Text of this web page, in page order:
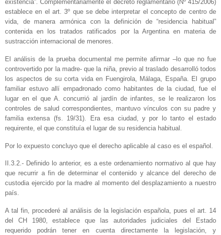
existencia”. Complementariamente el decreto reglamentario (Nº 415/2006)
establece en el art. 3º que se debe interpretar el concepto de centro de
vida, de manera armónica con la definición de “residencia habitual”
contenida en los tratados ratificados por la Argentina en materia de
sustracción internacional de menores.
El análisis de la prueba documental me permite afirmar –lo que no fue
controvertido por la madre- que la niña, previo al traslado desarrolló todos
los aspectos de su corta vida en Fuengirola, Málaga, España. El grupo
familiar estuvo allí empadronado como habitantes de la ciudad, fue el
lugar en el que A. concurrió al jardín de infantes, se le realizaron los
controles de salud correspondientes, mantuvo vínculos con su padre y
familia extensa (fs. 19/31). Era esa ciudad, y por lo tanto el estado
requirente, el que constituía el lugar de su residencia habitual.
Por lo expuesto concluyo que el derecho aplicable al caso es el español.
II.3.2.- Definido lo anterior, es a este ordenamiento normativo al que hay
que recurrir a fin de determinar el contenido y alcance del derecho de
custodia ejercido por la madre al momento del desplazamiento a nuestro
país.
A tal fin, procederé al análisis de la legislación española, pues el art. 14
del CH 1980, establece que las autoridades judiciales del Estado
requerido podrán tener en cuenta directamente la legislación, y